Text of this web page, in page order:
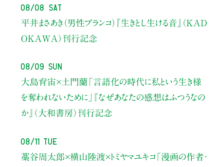
08/08 Sat
平井まさあき（男性ブランコ） 『生きとし生ける音』（KAD
OKAWA）刊行記念
08/09 Sun
大島育宙×土門蘭 「言語化の時代に私という生き様
を奪われないために」
『なぜあなたの感想はふつうなの
か』（大和書房）刊行記念
08/11 Tue
藁谷周太郎×横山陸渡×トミヤマユキコ「漫画の作者・